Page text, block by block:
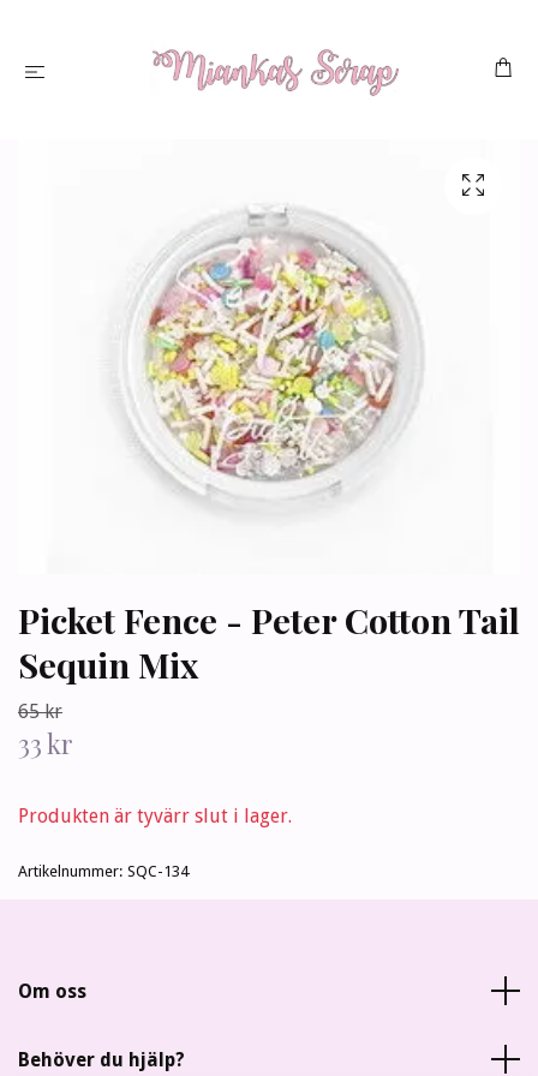
Picket Fence - Peter Cotton Tail
Sequin Mix
65 kr
33 kr
Produkten är tyvärr slut i lager.
Artikelnummer: SQC-134
Om oss
Behöver du hjälp?